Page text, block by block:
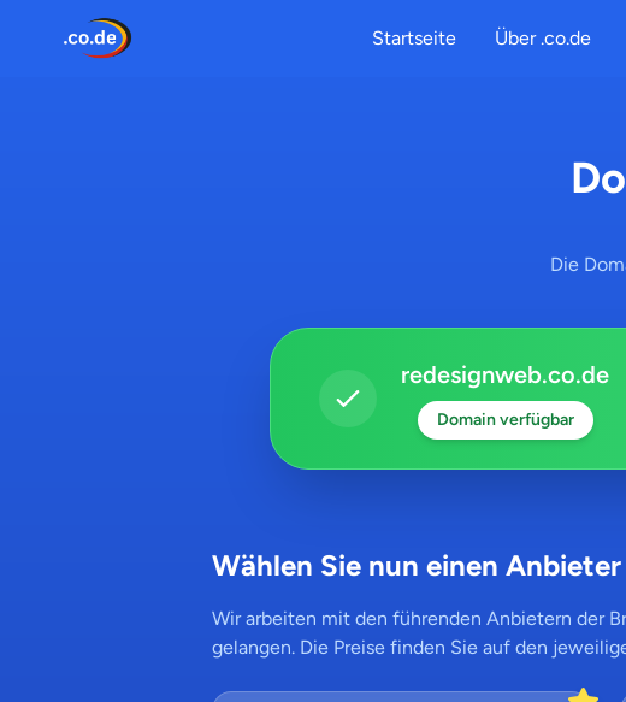
Startseite Über .co.de
Die
redesignweb.co.de
Domain verfügbar
Wählen Sie nun einen
Wir arbeiten mit den führenden Anbietern der
gelangen. Die Preise finden Sie auf den